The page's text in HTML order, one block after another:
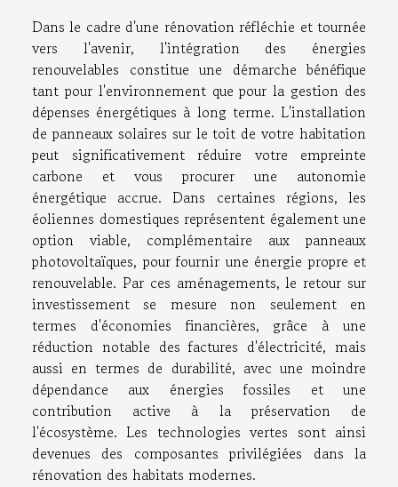
Dans le cadre d'une rénovation réfléchie et tournée
vers l'avenir, l'intégration des énergies
renouvelables constitue une démarche bénéfique
tant pour l'environnement que pour la gestion des
dépenses énergétiques à long terme. L'installation
de panneaux solaires sur le toit de votre habitation
peut significativement réduire votre empreinte
carbone et vous procurer une autonomie
énergétique accrue. Dans certaines régions, les
éoliennes domestiques représentent également une
option viable, complémentaire aux panneaux
photovoltaïques, pour fournir une énergie propre et
renouvelable. Par ces aménagements, le retour sur
investissement se mesure non seulement en
termes d'économies financières, grâce à une
réduction notable des factures d'électricité, mais
aussi en termes de durabilité, avec une moindre
dépendance aux énergies fossiles et une
contribution active à la préservation de
l'écosystème. Les technologies vertes sont ainsi
devenues des composantes privilégiées dans la
rénovation des habitats modernes.